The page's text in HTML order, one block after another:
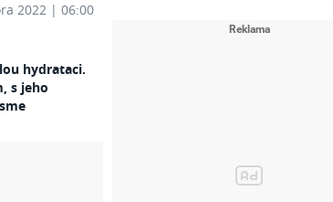
2022 | 06:00
hydrataci.
s jeho